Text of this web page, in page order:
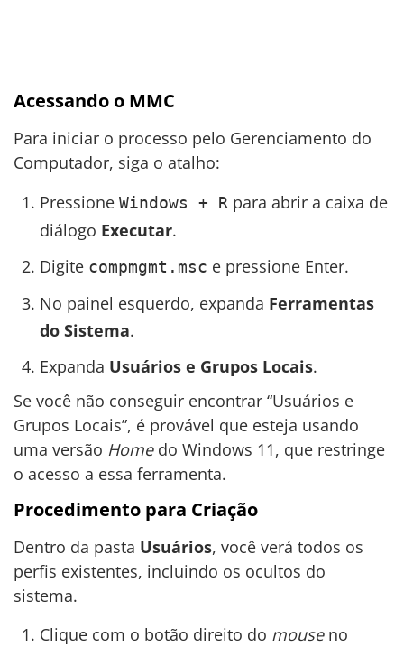
Acessando o MMC
Para iniciar o processo pelo Gerenciamento do
Computador, siga o atalho:
Pressione Windows + R para abrir a caixa de
diálogo Executar.
Digite compmgmt.msc e pressione Enter.
No painel esquerdo, expanda Ferramentas
do Sistema.
Expanda Usuários e Grupos Locais.
Se você não conseguir encontrar “Usuários e
Grupos Locais”, é provável que esteja usando
uma versão Homedo Windows 11, que restringe
o acesso a essa ferramenta.
Procedimento para Criação
Dentro da pasta Usuários, você verá todos os
perfis existentes, incluindo os ocultos do
sistema.
Clique com o botão direito do mouseno